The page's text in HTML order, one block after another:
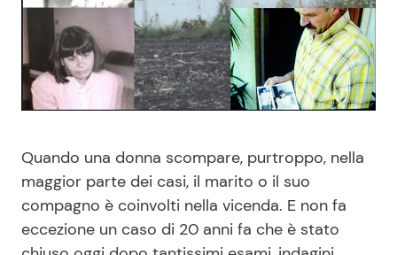
Benessere
Casa
Mondo Mamma
News benessere
Cucina e Ricette
Consigli di Cucina
Le Ricette in TV
Primi Piatti
Quando una donna scompare, purtroppo, nella
maggior parte dei casi, il marito o il suo
compagno è coinvolti nella vicenda. E non fa
eccezione un caso di 20 anni fa che è stato